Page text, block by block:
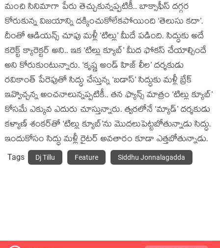
మంచి సినిమాగా పేరు తెచ్చుకున్నప్పటికీ.. బాక్సాఫీస్ దగ్గర
కోరుకున్న విజయాన్ని దక్కించుకోలేకపోయింది ‘తెలుసు కదా’.
దీంతో ఆడియన్స్ చూపు మళ్లీ ‘టిల్లు’ మీదే పడింది. సిద్ధుకు అదే
కరెక్ట్ క్యారెక్టర్ అని.. ఇక ‘టిల్లు క్యూబ్’ మీద ఫోకస్ చేయాల్సిందే
అని కోరుకుంటున్నారు. ‘కృష్ణ అండ్ హిజ్ లీల’ దర్శకుడు
రవికాంత్ పేరెపుతో సిద్ధు చేస్తున్న ‘బడాస్’ సిద్ధుకు మళ్లీ బ్రేక్
ఇవ్వొచ్చన్న అంచనాలున్నప్పటికీ.. తన ఫ్యాన్స్ మాత్రం ‘టిల్లు క్యూబ్’
కోసమే ఎక్కువ ఎదురు చూస్తున్నారు. త్వరలోనే ‘మ్యాడ్’ దర్శకుడు
కళ్యాణ్ శంకర్‌తో ‘టిల్లు క్యూబ్’ను మొదలుపెట్టబోతున్నాడు సిద్ధు.
ఇందుకోసం సిద్ధు మళ్లీ రైటర్ అవతారం కూడా ఎత్తబోతున్నాడు.
Tags Dj Tillu Feature Siddhu Jonnalagadda